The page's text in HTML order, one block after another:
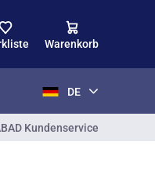
Warenkorb
DE
Kundenservice